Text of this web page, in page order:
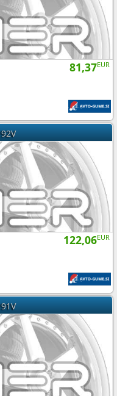
81,37EUR
92V
122,06EUR
91V